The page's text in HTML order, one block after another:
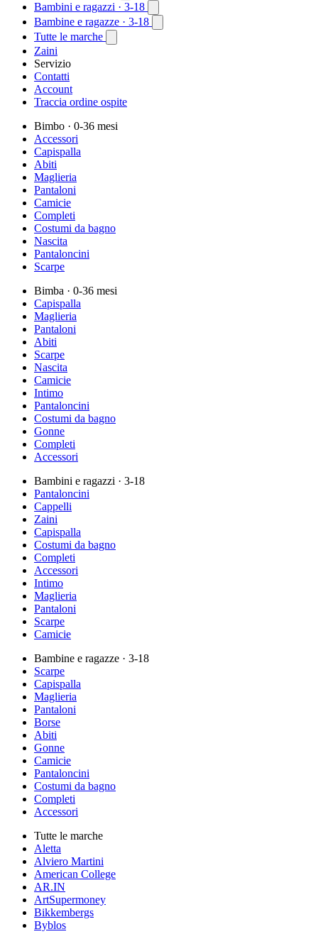
Bambini e ragazzi · 3-18
Bambine e ragazze · 3-18
Tutte le marche
Zaini
Servizio
Contatti
Account
Traccia ordine ospite
Bimbo · 0-36 mesi
Accessori
Capispalla
Abiti
Maglieria
Pantaloni
Camicie
Completi
Costumi da bagno
Nascita
Pantaloncini
Scarpe
Bimba · 0-36 mesi
Capispalla
Maglieria
Pantaloni
Abiti
Scarpe
Nascita
Camicie
Intimo
Pantaloncini
Costumi da bagno
Gonne
Completi
Accessori
Bambini e ragazzi · 3-18
Pantaloncini
Cappelli
Zaini
Capispalla
Costumi da bagno
Completi
Accessori
Intimo
Maglieria
Pantaloni
Scarpe
Camicie
Bambine e ragazze · 3-18
Scarpe
Capispalla
Maglieria
Pantaloni
Borse
Abiti
Gonne
Camicie
Pantaloncini
Costumi da bagno
Completi
Accessori
Tutte le marche
Aletta
Alviero Martini
American College
AR.IN
ArtSupermoney
Bikkembergs
Byblos